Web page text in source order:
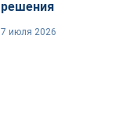
решения
7 июля 2026